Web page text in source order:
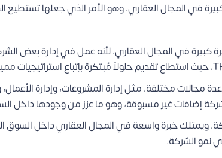
في المجال العقاري، وهو الأمر الذي جعلها
كبيرة في المجال العقاري، لأنه عمل في إدارة بعض
خبرة تزيد عن 36 عاماً في عدة مجالات مختلفة، مثل إدارة المشروعات،
إضافات غير مسبوقة، وهو ما عزز من وجودها داخل
خبرة واسعة في المجال العقاري داخل السوق
نمو الشركة.